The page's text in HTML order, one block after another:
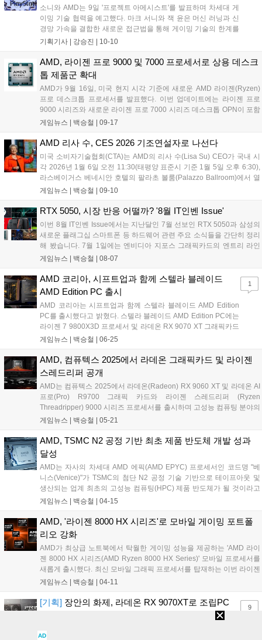
소니와 AMD는 9일 '프로젝트 아메시스트'를 발표하며 차세대 게
이밍 기술 협력을 예고했다. 마크 서니와 잭 윤은 머신 러닝과 신
경망 가속을 결합한 새로운 접근법을 통해 게이밍 기술의 한계를
극복하고자 한다. 뉴럴 어레이, 래디언스 코어, 유니버설 압축 등
성능을 향상시키고 레이 트레이싱 성능을 개선하며 메모리 대역
폭 사용을 줄일 계획이다....
기획기사 | 강승진 10-10
AMD, 라이젠 프로 9000 및 7000 프로세서로 상용 데스크
톱 제품군 확대
AMD가 9월 16일, 미국 현지 시각 기준에 새로운 AMD 라이젠(Ryzen)
프로 데스크톱 프로세서를 발표했다. 이번 업데이트에는 라이젠 프로
9000 시리즈와 새로운 라이젠 프로 7000 시리즈 데스크톱 OPN이 포함
된다. 비즈니스 데스크톱을 위해 설계된 라이젠 프로 9000 시리즈는 고
로 7000 프로세서는 효율적인 "젠 4(Zen 4)" 아키텍처를 기반으로 한다.
두 제품군은 AMD 프로 기술과 결합해 업계 선도적 성능, 기업용 보안,
간소화된 관리 기능을 제공하며 현대적 업무 환경에 최적화된 생산성을
지원한다....
게임뉴스 | 백승철 09-17
AMD 리사 수, CES 2026 기조연설자로 나선다
미국 소비자기술협회(CTA)는 AMD의 리사 수(Lisa Su) CEO가 국내 시
각 2026년 1월 6일 오전 11:30(태평양 표준시 기준 1월 5일 오후 6:30),
라스베이거스 베네시안 호텔의 팔라초 볼룸(Palazzo Ballroom)에서 열
리는 CES 2026 개막 기조연설을 맡게 되었다고 발표했다. 리사 수 CEO
미래형 AI 솔루션에 대한 AMD의 비전을 소개할 예정이며, AMD의 CPU,
GPU, 적응형 컴퓨팅, AI 소프트웨어 및 솔루션 등 폭넓은 포트폴리오가
고객과 파트너들의 세계의 주요 과제 해결에 어떻게 기여하고 있는지 설
명할 예정이다....
게임뉴스 | 백승철 09-10
RTX 5050, 시장 반응 어떨까? '8월 IT인벤 Issue'
이번 8월 IT인벤 Issue에서는 지난달인 7월 선보인 RTX 5050과 삼성의
새로운 플래그십 스마트폰 등 하드웨어 관련 주요 소식들을 간단히 정리
해 봤습니다. 7월 1일에는 엔비디아 지포스 그래픽카드의 엔트리 라인
업, RTX 5050이 출시됐습니다. 50 및 60 라인업의 제품은 가격 접근성
세계 하드웨어 커뮤니티로부터 혹평을 받고 있습니다....
게임뉴스 | 백승철 08-07
AMD 코리아, 시프트업과 함께 스텔라 블레이드
AMD Edition PC 출시
AMD 코리아는 시프트업과 함께 스텔라 블레이드 AMD Edition
PC를 출시했다고 밝혔다. 스텔라 블레이드 AMD Edition PC에는
라이젠 7 9800X3D 프로세서 및 라데온 RX 9070 XT 그래픽카드
가 탑재되어 가장 높은 매우 높음 그래픽 옵션과 4K 해상도에서
등록하여 사용 가능한 스텔라 블레이드 게임코드, 스텔라 블레이
드 장패드 및 아크릴 스탠드의 특전 혜택이 제공된다....
게임뉴스 | 백승철 06-25
1
AMD, 컴퓨텍스 2025에서 라데온 그래픽카드 및 라이젠
스레드리퍼 공개
AMD는 컴퓨텍스 2025에서 라데온(Radeon) RX 9060 XT 및 라데온 AI
프로(Pro) R9700 그래픽 카드와 라이젠 스레드리퍼 (Ryzen
Threadripper) 9000 시리즈 프로세서를 출시하며 고성능 컴퓨팅 분야의
새로운 혁신을 공개했다. 게이밍, 콘텐츠 제작, 전문 산업 및 AI 개발 분야
혁신적인 컴퓨팅 경험을 제공할 예정이다....
게임뉴스 | 백승철 05-21
AMD, TSMC N2 공정 기반 최초 제품 반도체 개발 성과
달성
AMD는 자사의 차세대 AMD 에픽(AMD EPYC) 프로세서인 코드명 "베
니스(Venice)"가 TSMC의 첨단 N2 공정 기술 기반으로 테이프아웃 및
생산되는 업계 최초의 고성능 컴퓨팅(HPC) 제품 반도체가 될 것이라고
발표했다. 또한, AMD는 TSMC의 애리조나 신규 제조 시설에서 5세대
밝혔다. 내년 출시를 목표로 하는 베니스는 AMD의 데이터센터 CPU 로
드맵 추진에 있어 중요한 의미를 차지하는 제품으로, 이번 성과는 새로
운 설계 아키텍처와 최첨단 공정 기술을 공동 최적화하기 위한 AMD와
TSMC의 반도체 제조 파트너십의 강점을 보여주는 사례다....
게임뉴스 | 백승철 04-15
AMD, '라이젠 8000 HX 시리즈'로 모바일 게이밍 포트폴
리오 강화
AMD가 최상급 노트북에서 탁월한 게이밍 성능을 제공하는 'AMD 라이
젠 8000 HX 시리즈(AMD Ryzen 8000 HX Series)' 모바일 프로세서를
새롭게 출시했다. 최신 모바일 그래픽 프로세서를 탑재하는 이번 라이젠
8000 HX 시리즈는 휴대성은 물론, 데스크톱 수준의 성능을 원하는 게이
게임뉴스 | 백승철 04-11
[기획] 장안의 화제, 라데온 RX 9070XT로 조립PC
9
AD